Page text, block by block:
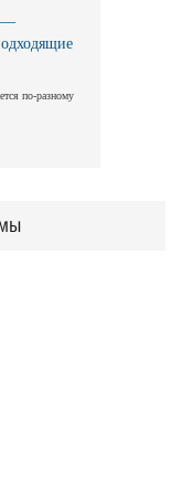
—
по-разному